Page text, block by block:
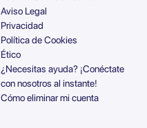
Aviso Legal
Privacidad
Política de Cookies
Ético
¿Necesitas ayuda? ¡Conéctate
con nosotros al instante!
Cómo eliminar mi cuenta